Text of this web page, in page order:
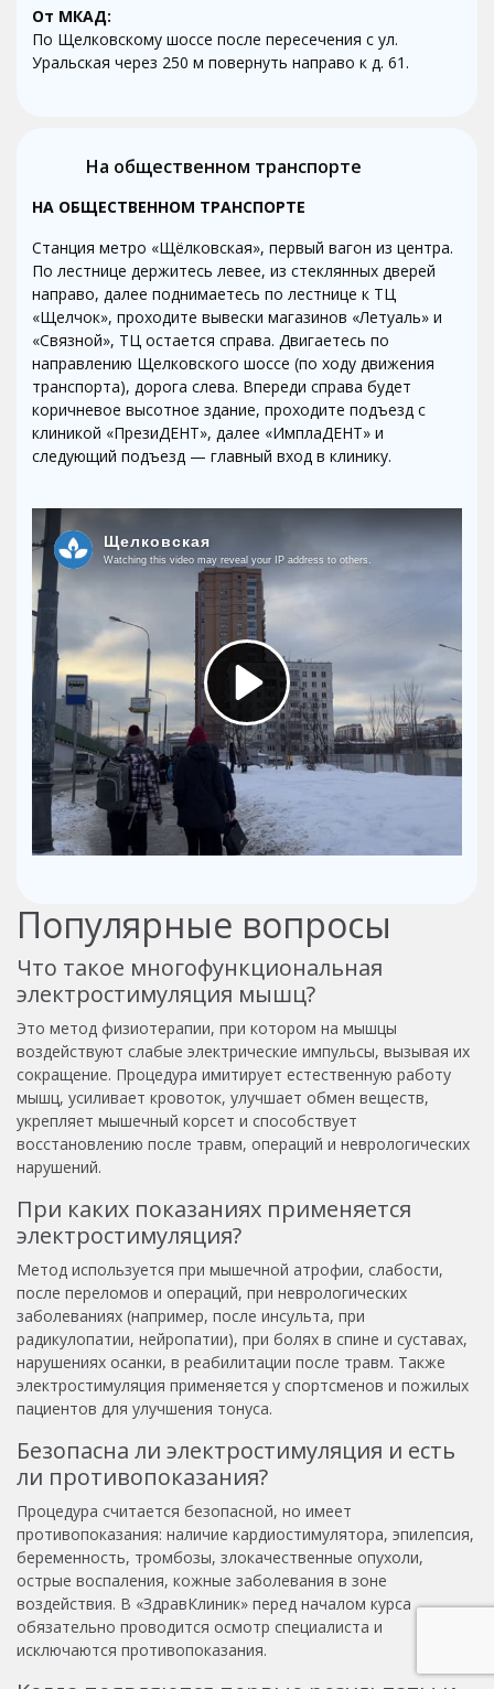
От МКАД:
По Щелковскому шоссе после пересечения с ул.
Уральская через 250 м повернуть направо к д. 61.
На общественном транспорте
НА ОБЩЕСТВЕННОМ ТРАНСПОРТЕ
Станция метро «Щёлковская», первый вагон из центра.
По лестнице держитесь левее, из стеклянных дверей
направо, далее поднимаетесь по лестнице к ТЦ
«Щелчок», проходите вывески магазинов «Летуаль» и
«Связной», ТЦ остается справа. Двигаетесь по
направлению Щелковского шоссе (по ходу движения
транспорта), дорога слева. Впереди справа будет
коричневое высотное здание, проходите подъезд с
клиникой «ПрезиДЕНТ», далее «ИмплаДЕНТ» и
следующий подъезд — главный вход в клинику.
Популярные вопросы
Что такое многофункциональная
электростимуляция мышц?
Это метод физиотерапии, при котором на мышцы
воздействуют слабые электрические импульсы, вызывая их
сокращение. Процедура имитирует естественную работу
мышц, усиливает кровоток, улучшает обмен веществ,
укрепляет мышечный корсет и способствует
восстановлению после травм, операций и неврологических
нарушений.
При каких показаниях применяется
электростимуляция?
Метод используется при мышечной атрофии, слабости,
после переломов и операций, при неврологических
заболеваниях (например, после инсульта, при
радикулопатии, нейропатии), при болях в спине и суставах,
нарушениях осанки, в реабилитации после травм. Также
электростимуляция применяется у спортсменов и пожилых
пациентов для улучшения тонуса.
Безопасна ли электростимуляция и есть
ли противопоказания?
Процедура считается безопасной, но имеет
противопоказания: наличие кардиостимулятора, эпилепсия,
беременность, тромбозы, злокачественные опухоли,
острые воспаления, кожные заболевания в зоне
воздействия. В «ЗдравКлиник» перед началом курса
обязательно проводится осмотр специалиста и
исключаются противопоказания.